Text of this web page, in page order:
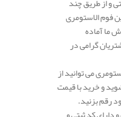
فوم الاستومری
ما آماده
گرامی در
می توانید از
و خرید با قیمت
رقم بزنید.